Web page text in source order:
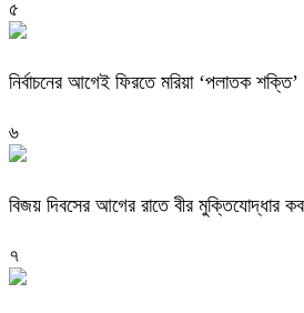
৫
নির্বাচনের আগেই ফিরতে মরিয়া ‘পলাতক শক্তি’
৬
বিজয় দিবসের আগের রাতে বীর মুক্তিযোদ্ধার
৭